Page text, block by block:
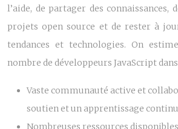
l’aide, de partager des connaissances,
projets open source et de rester à
tendances et technologies. On
nombre de développeurs JavaScript
Vaste communauté active et
soutien et un apprentissage
Nombreuses ressources